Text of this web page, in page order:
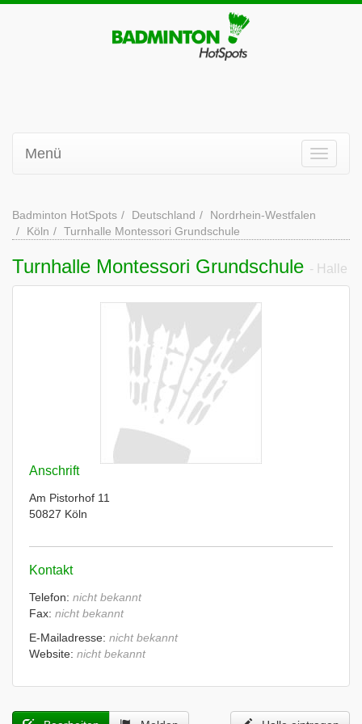
Menü
Badminton HotSpots Deutschland
Nordrhein-Westfalen
Köln
Turnhalle Montessori Grundschule
Turnhalle Montessori Grundschule - Halle
Anschrift
Am Pistorhof 11
50827 Köln
Kontakt
Telefon: nicht bekannt
Fax: nicht bekannt
E-Mailadresse: nicht bekannt
Website: nicht bekannt